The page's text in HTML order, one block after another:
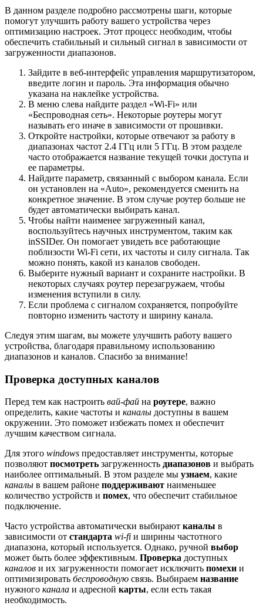
В данном разделе подробно рассмотрены шаги, которые
помогут улучшить работу вашего устройства через
оптимизацию настроек. Этот процесс необходим, чтобы
обеспечить стабильный и сильный сигнал в зависимости от
загруженности диапазонов.
Зайдите в веб-интерфейс управления маршрутизатором,
введите логин и пароль. Эта информация обычно
указана на наклейке устройства.
В меню слева найдите раздел «Wi-Fi» или
«Беспроводная сеть». Некоторые роутеры могут
называть его иначе в зависимости от прошивки.
Откройте настройки, которые отвечают за работу в
диапазонах частот 2.4 ГГц или 5 ГГц. В этом разделе
часто отображается название текущей точки доступа и
ее параметры.
Найдите параметр, связанный с выбором канала. Если
он установлен на «Auto», рекомендуется сменить на
конкретное значение. В этом случае роутер больше не
будет автоматически выбирать канал.
Чтобы найти наименее загруженный канал,
воспользуйтесь научных инструментом, таким как
inSSIDer. Он помогает увидеть все работающие
поблизости Wi-Fi сети, их частоты и силу сигнала. Так
можно понять, какой из каналов свободен.
Выберите нужный вариант и сохраните настройки. В
некоторых случаях роутер перезагружаем, чтобы
изменения вступили в силу.
Если проблема с сигналом сохраняется, попробуйте
повторно изменить частоту и ширину канала.
Следуя этим шагам, вы можете улучшить работу вашего
устройства, благодаря правильному использованию
диапазонов и каналов. Спасибо за внимание!
Проверка доступных каналов
Перед тем как настроить вай-фай на роутере, важно
определить, какие частоты и каналы доступны в вашем
окружении. Это поможет избежать помех и обеспечит
лучшим качеством сигнала.
Для этого windows предоставляет инструменты, которые
позволяют посмотреть загруженность диапазонов и выбрать
наиболее оптимальный. В этом разделе мы узнаем, какие
каналы в вашем районе поддерживают наименьшее
количество устройств и помех, что обеспечит стабильное
подключение.
Часто устройства автоматически выбирают каналы в
зависимости от стандарта wi-fi и ширины частотного
диапазона, который используется. Однако, ручной выбор
может быть более эффективным. Проверка доступных
каналов и их загруженности помогает исключить помехи и
оптимизировать беспроводную связь. Выбираем название
нужного канала и адресной карты, если есть такая
необходимость.